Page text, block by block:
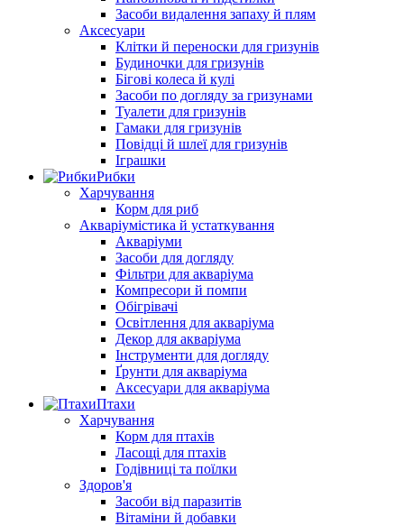
Засоби видалення запаху й плям
Аксесуари
Клітки й переноски для гризунів
Будиночки для гризунів
Бігові колеса й кулі
Засоби по догляду за гризунами
Туалети для гризунів
Гамаки для гризунів
Повідці й шлеї для гризунів
Іграшки
Рибки
Харчування
Корм для риб
Акваріумістика й устаткування
Акваріуми
Засоби для догляду
Фільтри для акваріума
Компресори й помпи
Обігрівачі
Освітлення для акваріума
Декор для акваріума
Інструменти для догляду
Ґрунти для акваріума
Аксесуари для акваріума
Птахи
Харчування
Корм для птахів
Ласощі для птахів
Годівниці та поїлки
Здоров'я
Засоби від паразитів
Вітаміни й добавки